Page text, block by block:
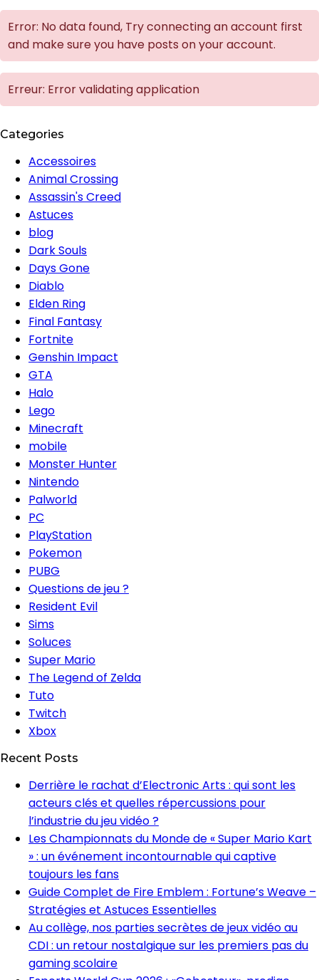
Error: No data found, Try connecting an account first
and make sure you have posts on your account.
Erreur: Error validating application
Categories
Accessoires
Animal Crossing
Assassin's Creed
Astuces
blog
Dark Souls
Days Gone
Diablo
Elden Ring
Final Fantasy
Fortnite
Genshin Impact
GTA
Halo
Lego
Minecraft
mobile
Monster Hunter
Nintendo
Palworld
PC
PlayStation
Pokemon
PUBG
Questions de jeu ?
Resident Evil
Sims
Soluces
Super Mario
The Legend of Zelda
Tuto
Twitch
Xbox
Recent Posts
Derrière le rachat d’Electronic Arts : qui sont les
acteurs clés et quelles répercussions pour
l’industrie du jeu vidéo ?
Les Championnats du Monde de « Super Mario Kart
» : un événement incontournable qui captive
toujours les fans
Guide Complet de Fire Emblem : Fortune’s Weave –
Stratégies et Astuces Essentielles
Au collège, nos parties secrètes de jeux vidéo au
CDI : un retour nostalgique sur les premiers pas du
gaming scolaire